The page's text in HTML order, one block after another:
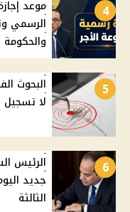
4
الرسمي
5
البحوث
لا تسجيل
6
الرئيس
جديد
الثالثة